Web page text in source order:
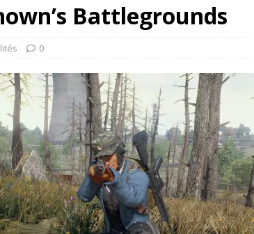
Battlegrounds
0